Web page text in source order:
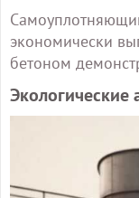
экономически
бетоном
Экологические